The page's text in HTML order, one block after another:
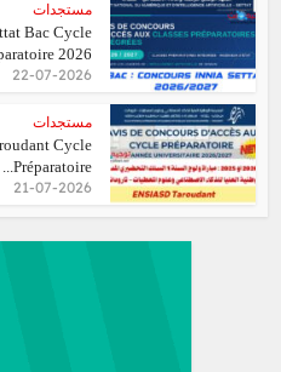
مستجدات
Bac Cycle
2026...
22-07-2026
مستجدات
Cycle
Préparatoire...
21-07-2026